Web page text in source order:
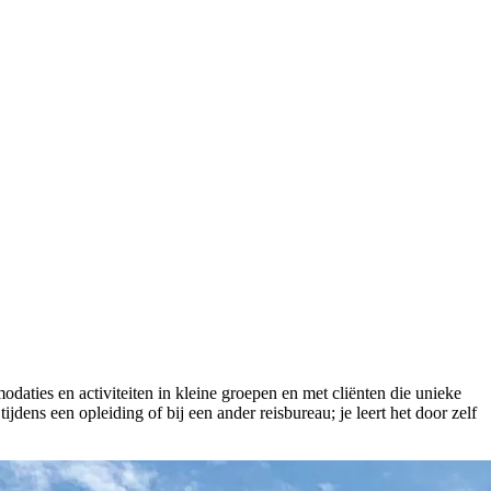
en activiteiten in kleine groepen en met cliënten die unieke
een opleiding of bij een ander reisbureau; je leert het door zelf